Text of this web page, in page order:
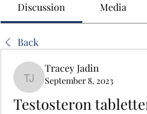
Discussion Media
Back
Tracey Jadin
Tracey Jadin
September 8, 2023
Testosteron